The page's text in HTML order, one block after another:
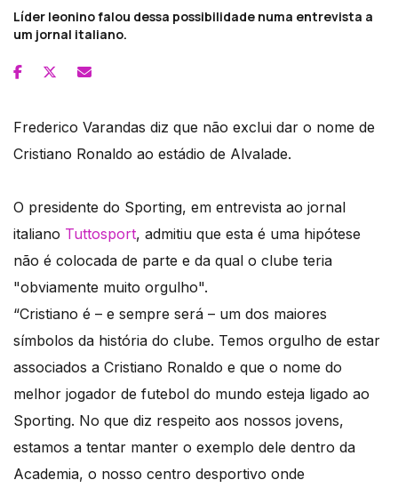
Líder leonino falou dessa possibilidade numa entrevista a
um jornal italiano.
Frederico Varandas diz que não exclui dar o nome de
Cristiano Ronaldo ao estádio de Alvalade.
O presidente do Sporting, em entrevista ao jornal
italiano Tuttosport, admitiu que esta é uma hipótese
não é colocada de parte e da qual o clube teria
"obviamente muito orgulho".
“Cristiano é – e sempre será – um dos maiores
símbolos da história do clube. Temos orgulho de estar
associados a Cristiano Ronaldo e que o nome do
melhor jogador de futebol do mundo esteja ligado ao
Sporting. No que diz respeito aos nossos jovens,
estamos a tentar manter o exemplo dele dentro da
Academia, o nosso centro desportivo onde